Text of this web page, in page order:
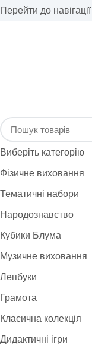
Перейти до навігації
Виберіть категорію
Фізичне виховання
Тематичні набори
Народознавство
Кубики Блума
Музичне виховання
Лепбуки
Грамота
Класична колекція
Дидактичні ігри